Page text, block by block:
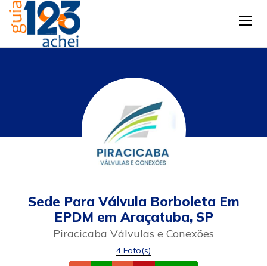
Sede Para Válvula Borboleta Em
EPDM em Araçatuba, SP
Piracicaba Válvulas e Conexões
4 Foto(s)